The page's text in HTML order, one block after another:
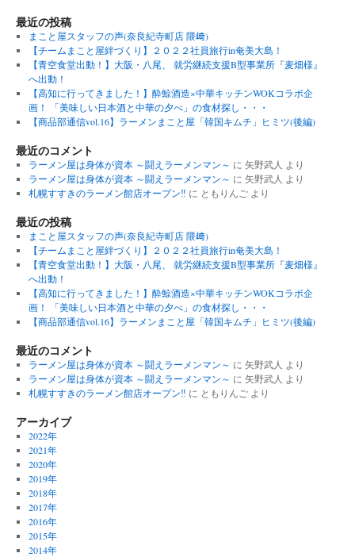
最近の投稿
まこと屋スタッフの声(奈良紀寺町店 隈﨑)
【チームまこと屋絆づくり】２０２２社員旅行in奄美大島！
【青空食堂出動！】大阪・八尾、 就労継続支援B型事業所『麦畑様』
へ出動！
【高知に行ってきました！】酔鯨酒造×中華キッチンWOKコラボ企
画！ 「美味しい日本酒と中華の夕べ」の食材探し・・・
【商品部通信vol.16】ラーメンまこと屋「韓国キムチ」ヒミツ(後編)
最近のコメント
ラーメン屋は身体が資本 ～闘えラーメンマン～ に 矢野武人 より
ラーメン屋は身体が資本 ～闘えラーメンマン～ に 矢野武人 より
札幌すすきのラーメン館店オープン‼︎ に ともりんごより
最近の投稿
まこと屋スタッフの声(奈良紀寺町店 隈﨑)
【チームまこと屋絆づくり】２０２２社員旅行in奄美大島！
【青空食堂出動！】大阪・八尾、 就労継続支援B型事業所『麦畑様』
へ出動！
【高知に行ってきました！】酔鯨酒造×中華キッチンWOKコラボ企
画！ 「美味しい日本酒と中華の夕べ」の食材探し・・・
【商品部通信vol.16】ラーメンまこと屋「韓国キムチ」ヒミツ(後編)
最近のコメント
ラーメン屋は身体が資本 ～闘えラーメンマン～ に 矢野武人 より
ラーメン屋は身体が資本 ～闘えラーメンマン～ に 矢野武人 より
札幌すすきのラーメン館店オープン‼︎ に ともりんごより
アーカイブ
2022年
2021年
2020年
2019年
2018年
2017年
2016年
2015年
2014年